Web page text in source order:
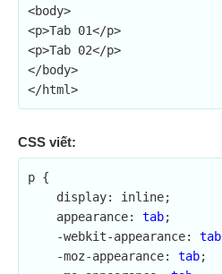
<body>
<p>Tab 01</p>
<p>Tab 02</p>
</body>
</html>
CSS viết:
p {
    appearance:
tab;
    -webkit-appearance:
tab
    -moz-appearance:
tab;